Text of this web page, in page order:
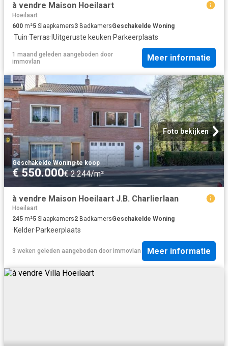
à vendre Maison Hoeilaart
Hoeilaart
600 m²5 Slaapkamers3 BadkamersGeschakelde Woning
·Tuin·Terras· IUitgeruste keuken·Parkeerplaats
1 maand geleden aangeboden door
immovlan
Meer informatie
Foto bekijken
Geschakelde Woning·te koop
€ 550.000€ 2.244/m²
à vendre Maison Hoeilaart J.B. Charlierlaan
Hoeilaart
245 m²5 Slaapkamers2 BadkamersGeschakelde Woning
·Kelder·Parkeerplaats
3 weken geleden aangeboden door immovlan Meer informatie